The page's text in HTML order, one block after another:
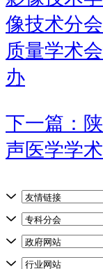
像技术分
质量学术
办
下一篇：
声医学学